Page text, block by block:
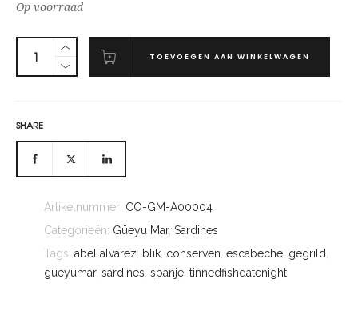
Op voorraad
TOEVOEGEN AAN WINKELWAGEN
SHARE
Artikelnummer: CO-GM-A00004
Categorieën: Güeyu Mar, Sardines
Tags: abel alvarez blik conserven escabeche gegrild
gueyumar, sardines spanje tinnedfishdatenight